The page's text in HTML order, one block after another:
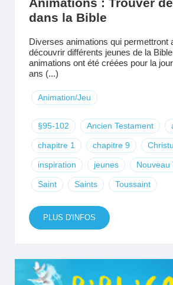
dans la Bible
Diverses animations qui permettront
découvrir différents jeunes de la
animations ont été créées pour la
ans (...)
Animation/Jeu
§95-102 Ancien Testament
chapitre 1 chapitre 9
inspiration jeunes Nouveau
Saint Saints Toussaint
PLUS D'INFOS